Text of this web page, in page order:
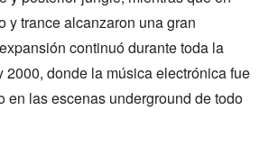
y trance alcanzaron una gran
continuó durante toda la
2000, donde la música electrónica fue
en las escenas underground de todo